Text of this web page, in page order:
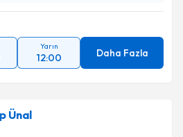
Yarın
12:00 Daha Fazla
Ünal